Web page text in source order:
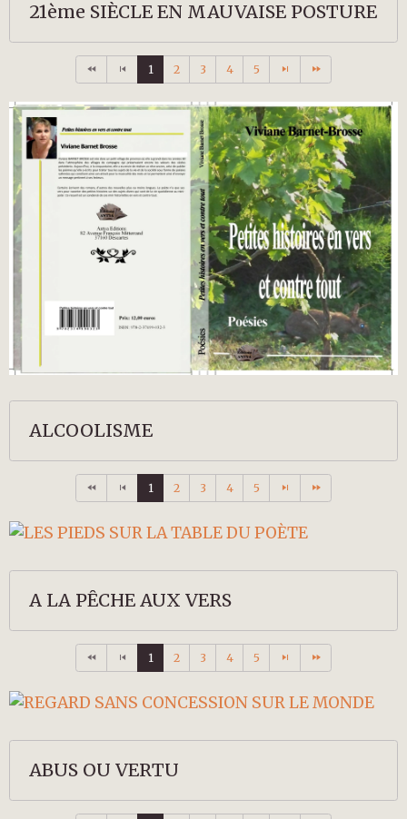
21ème SIÈCLE EN MAUVAISE POSTURE
1 2 3 4 5
ALCOOLISME
1 2 3 4 5
A LA PÊCHE AUX VERS
1 2 3 4 5
ABUS OU VERTU